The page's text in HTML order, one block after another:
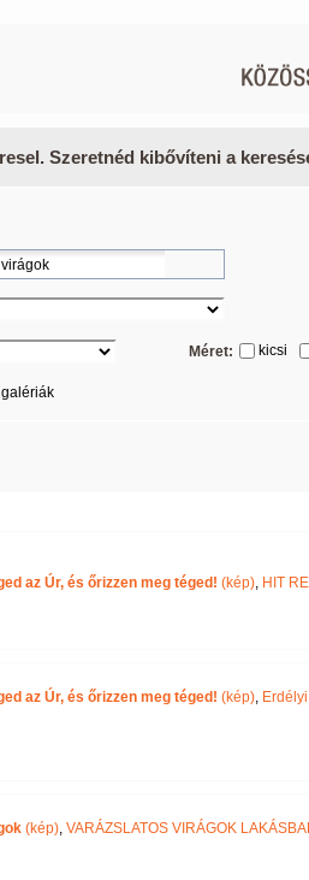
Szeretnéd kibővíteni a
Méret: kicsi
az Úr, és őrizzen meg téged! (kép), HIT
az Úr, és őrizzen meg téged! (kép),
(kép), VARÁZSLATOS VIRÁGOK